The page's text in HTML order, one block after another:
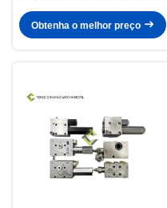
Obtenha o melhor preço